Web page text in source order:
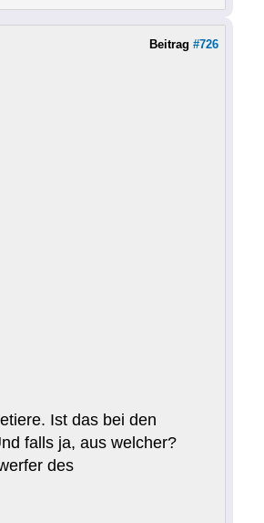
Beitrag #726
Ist das bei den
falls ja, aus welcher?
des